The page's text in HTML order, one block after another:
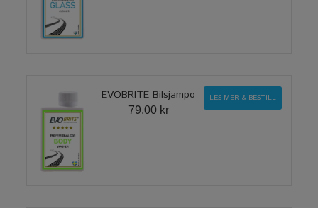
EVOBRITE Bilsjampo
79.00 kr
LES MER & BESTILL